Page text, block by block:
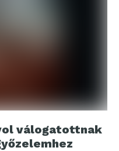
válogatottnak